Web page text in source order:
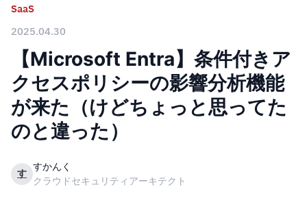
SaaS
2025.04.30
【Microsoft Entra】条件付きア
クセスポリシーの影響分析機能
が来た（けどちょっと思ってた
のと違った）
す すかんく
クラウドセキュリティアーキテクト